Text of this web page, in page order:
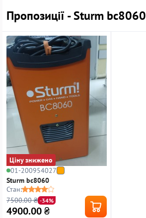
Пропозиції - Sturm bc8060
Ціну знижено
01-200954027
Sturm bc8060
Стан:
7500.00 ₴ -34%
4900.00₴